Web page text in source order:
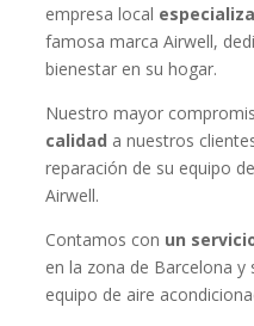
empresa local
famosa marca Airwell,
bienestar en su hogar.
Nuestro mayor
calidad a nuestros
reparación de su equipo
Airwell.
Contamos con un
en la zona de Barcelona y
equipo de aire